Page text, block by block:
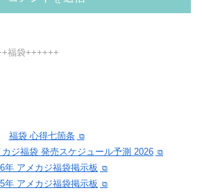
福袋++++++
福袋 心得七箇条
カジ福袋 発売スケジュール予測 2026
年 アメカジ福袋掲示板
年 アメカジ福袋掲示板